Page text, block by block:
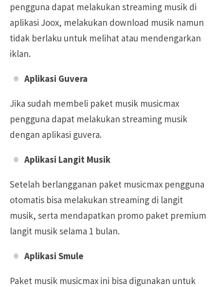
pengguna dapat melakukan streaming musik di
aplikasi Joox, melakukan download musik namun
tidak berlaku untuk melihat atau mendengarkan
iklan.
Aplikasi Guvera
Jika sudah membeli paket musik musicmax
pengguna dapat melakukan streaming musik
dengan aplikasi guvera.
Aplikasi Langit Musik
Setelah berlangganan paket musicmax pengguna
otomatis bisa melakukan streaming di langit
musik, serta mendapatkan promo paket premium
langit musik selama 1 bulan.
Aplikasi Smule
Paket musik musicmax ini bisa digunakan untuk